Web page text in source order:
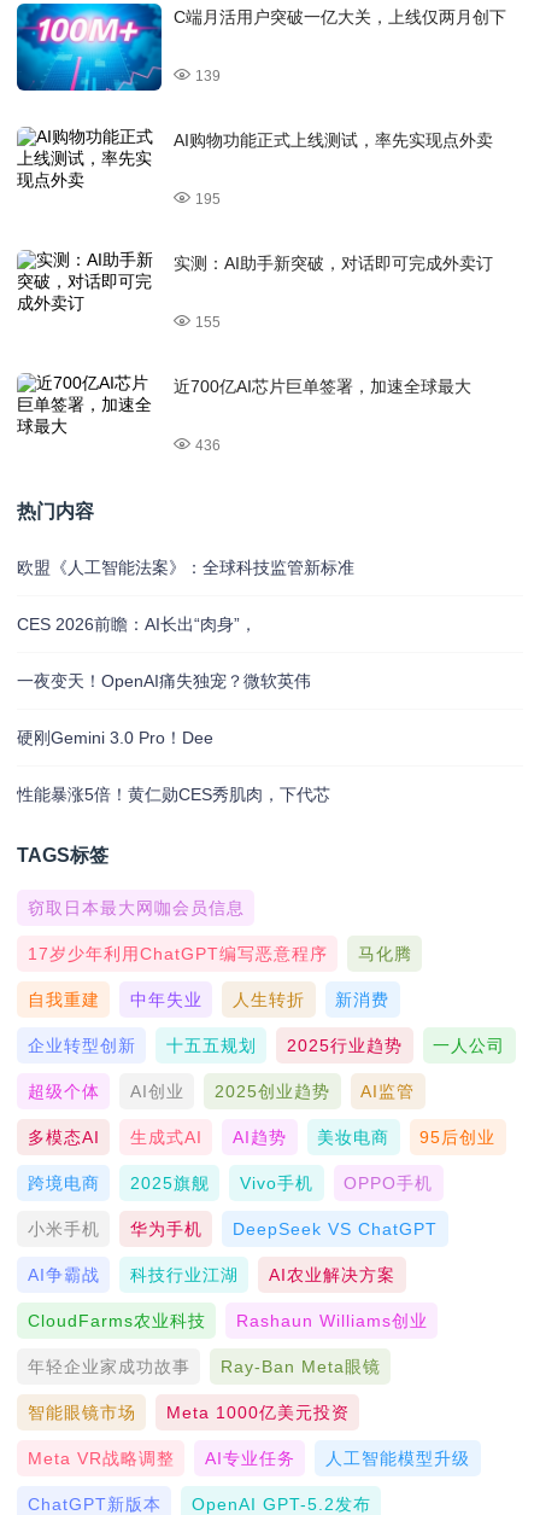
C端月活用户突破一亿大关，上线仅两月创下
139
AI购物功能正式上线测试，率先实现点外卖
195
实测：AI助手新突破，对话即可完成外卖订
155
近700亿AI芯片巨单签署，加速全球最大
436
热门内容
欧盟《人工智能法案》：全球科技监管新标准
CES 2026前瞻：AI长出“肉身”，
一夜变天！OpenAI痛失独宠？微软英伟
硬刚Gemini 3.0 Pro！Dee
性能暴涨5倍！黄仁勋CES秀肌肉，下代芯
TAGS标签
窃取日本最大网咖会员信息
17岁少年利用ChatGPT编写恶意程序 马化腾
自我重建 中年失业 人生转折 新消费
企业转型创新 十五五规划 2025行业趋势 一人公司
超级个体 AI创业 2025创业趋势 AI监管
多模态AI 生成式AI AI趋势 美妆电商 95后创业
跨境电商 2025旗舰 Vivo手机 OPPO手机
小米手机 华为手机 DeepSeek VS ChatGPT
AI争霸战 科技行业江湖 AI农业解决方案
CloudFarms农业科技 Rashaun Williams创业
年轻企业家成功故事 Ray-Ban Meta眼镜
智能眼镜市场 Meta 1000亿美元投资
Meta VR战略调整 AI专业任务 人工智能模型升级
ChatGPT新版本 OpenAI GPT-5.2发布